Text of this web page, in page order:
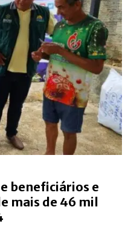
beneficiários e
mais de 46 mil